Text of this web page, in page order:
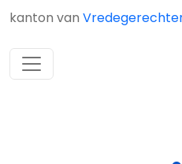
kanton van